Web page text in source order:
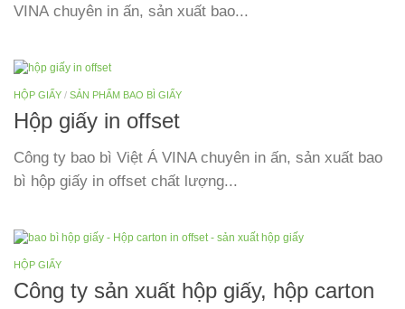
VINA chuyên in ấn, sản xuất bao...
HỘP GIẤY / SẢN PHẨM BAO BÌ GIẤY
Hộp giấy in offset
Công ty bao bì Việt Á VINA chuyên in ấn, sản xuất bao
bì hộp giấy in offset chất lượng...
HỘP GIẤY
Công ty sản xuất hộp giấy, hộp carton